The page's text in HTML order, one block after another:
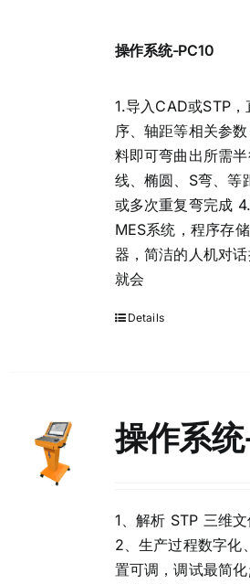
操作系统-PC10
1.导入CAD或STP
序、轴距等相关参
料即可弯曲出所需
线、椭圆、S弯、等
或多次重复弯完成
MES系统，程序存
器，简洁的人机对
就会
Details
操作系
1、解析 STP 三维
2、生产过程数字化
置可调，调试最简